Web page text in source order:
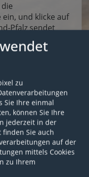
ein, und klicke auf
Pfalz sendet
E-Mail enthält
mit der du ein
eingeben
dein Passwort
bitte deine
an
zu
Sie Ihre einmal
können Sie Ihre
jederzeit in der
finden Sie auch
auf der
mittels Cookies
zu Ihrem